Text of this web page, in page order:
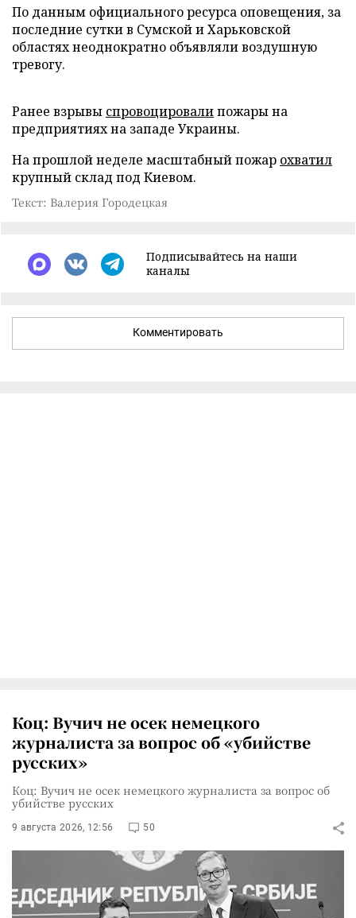
По данным официального ресурса оповещения, за
последние сутки в Сумской и Харьковской
областях неоднократно объявляли воздушную
тревогу.
Ранее взрывы спровоцировалипожары на
предприятиях на западе Украины.
На прошлой неделе масштабный пожар охватил
крупный склад под Киевом.
Текст: Валерия Городецкая
Подписывайтесь на наши
каналы
Комментировать
Коц: Вучич не осек немецкого
журналиста за вопрос об «убийстве
русских»
Коц: Вучич не осек немецкого журналиста за вопрос об
убийстве русских
9 августа 2026, 12:56 50